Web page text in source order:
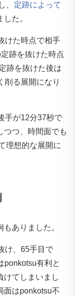
、 定跡によって
した。
けた時点で相手
跡を抜けた時点
跡を抜けた後は
削る展開になり
手が12分37秒で
つつ、時間面でも
理想的な展開に
ありました。
け、65手目で
ponkotsu有利と
けてしまいまし
面はponkotsu不